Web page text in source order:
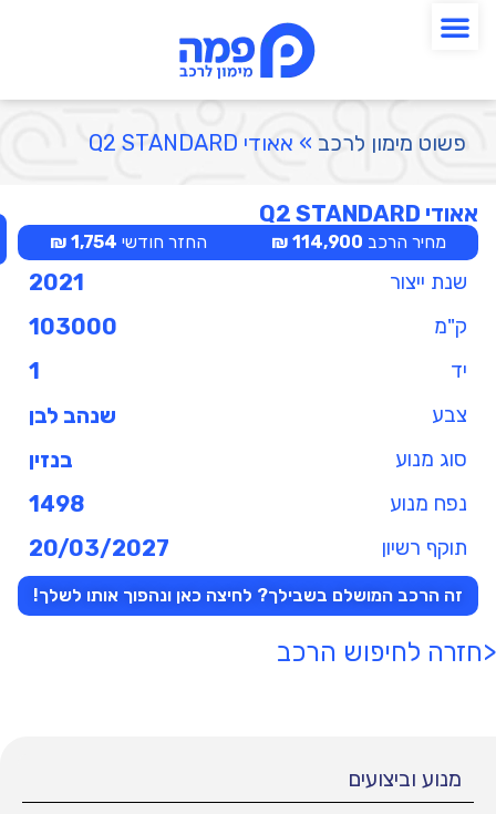
פשוט מימון לרכב » אאודי Q2 STANDARD
אאודי Q2 STANDARD
מחיר הרכב 114,900 ₪ החזר חודשי 1,754 ₪
שנת ייצור 2021
ק"מ 103000
יד 1
צבע שנהב לבן
סוג מנוע בנזין
נפח מנוע 1498
תוקף רשיון 20/03/2027
זה הרכב המושלם בשבילך? לחיצה כאן ונהפוך אותו לשלך!
<חזרה לחיפוש הרכב
מנוע וביצועים